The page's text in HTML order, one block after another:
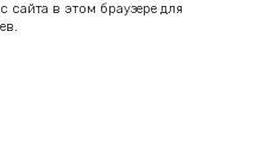
сайта в этом браузере для